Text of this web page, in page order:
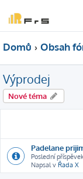
Domů Obsah
Výprodej
Nové téma
Padelane
Poslední
Napsal v Řada X